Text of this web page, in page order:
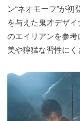
ン“ネオモーフ”が
を与えた鬼才デザ
のエイリアンを参
美や獰猛な習性にく